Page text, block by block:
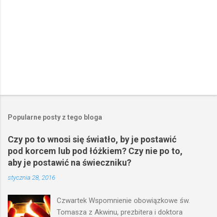
Popularne posty z tego bloga
Czy po to wnosi się światło, by je postawić
pod korcem lub pod łóżkiem? Czy nie po to,
aby je postawić na świeczniku?
stycznia 28, 2016
Czwartek Wspomnienie obowiązkowe św.
Tomasza z Akwinu, prezbitera i doktora